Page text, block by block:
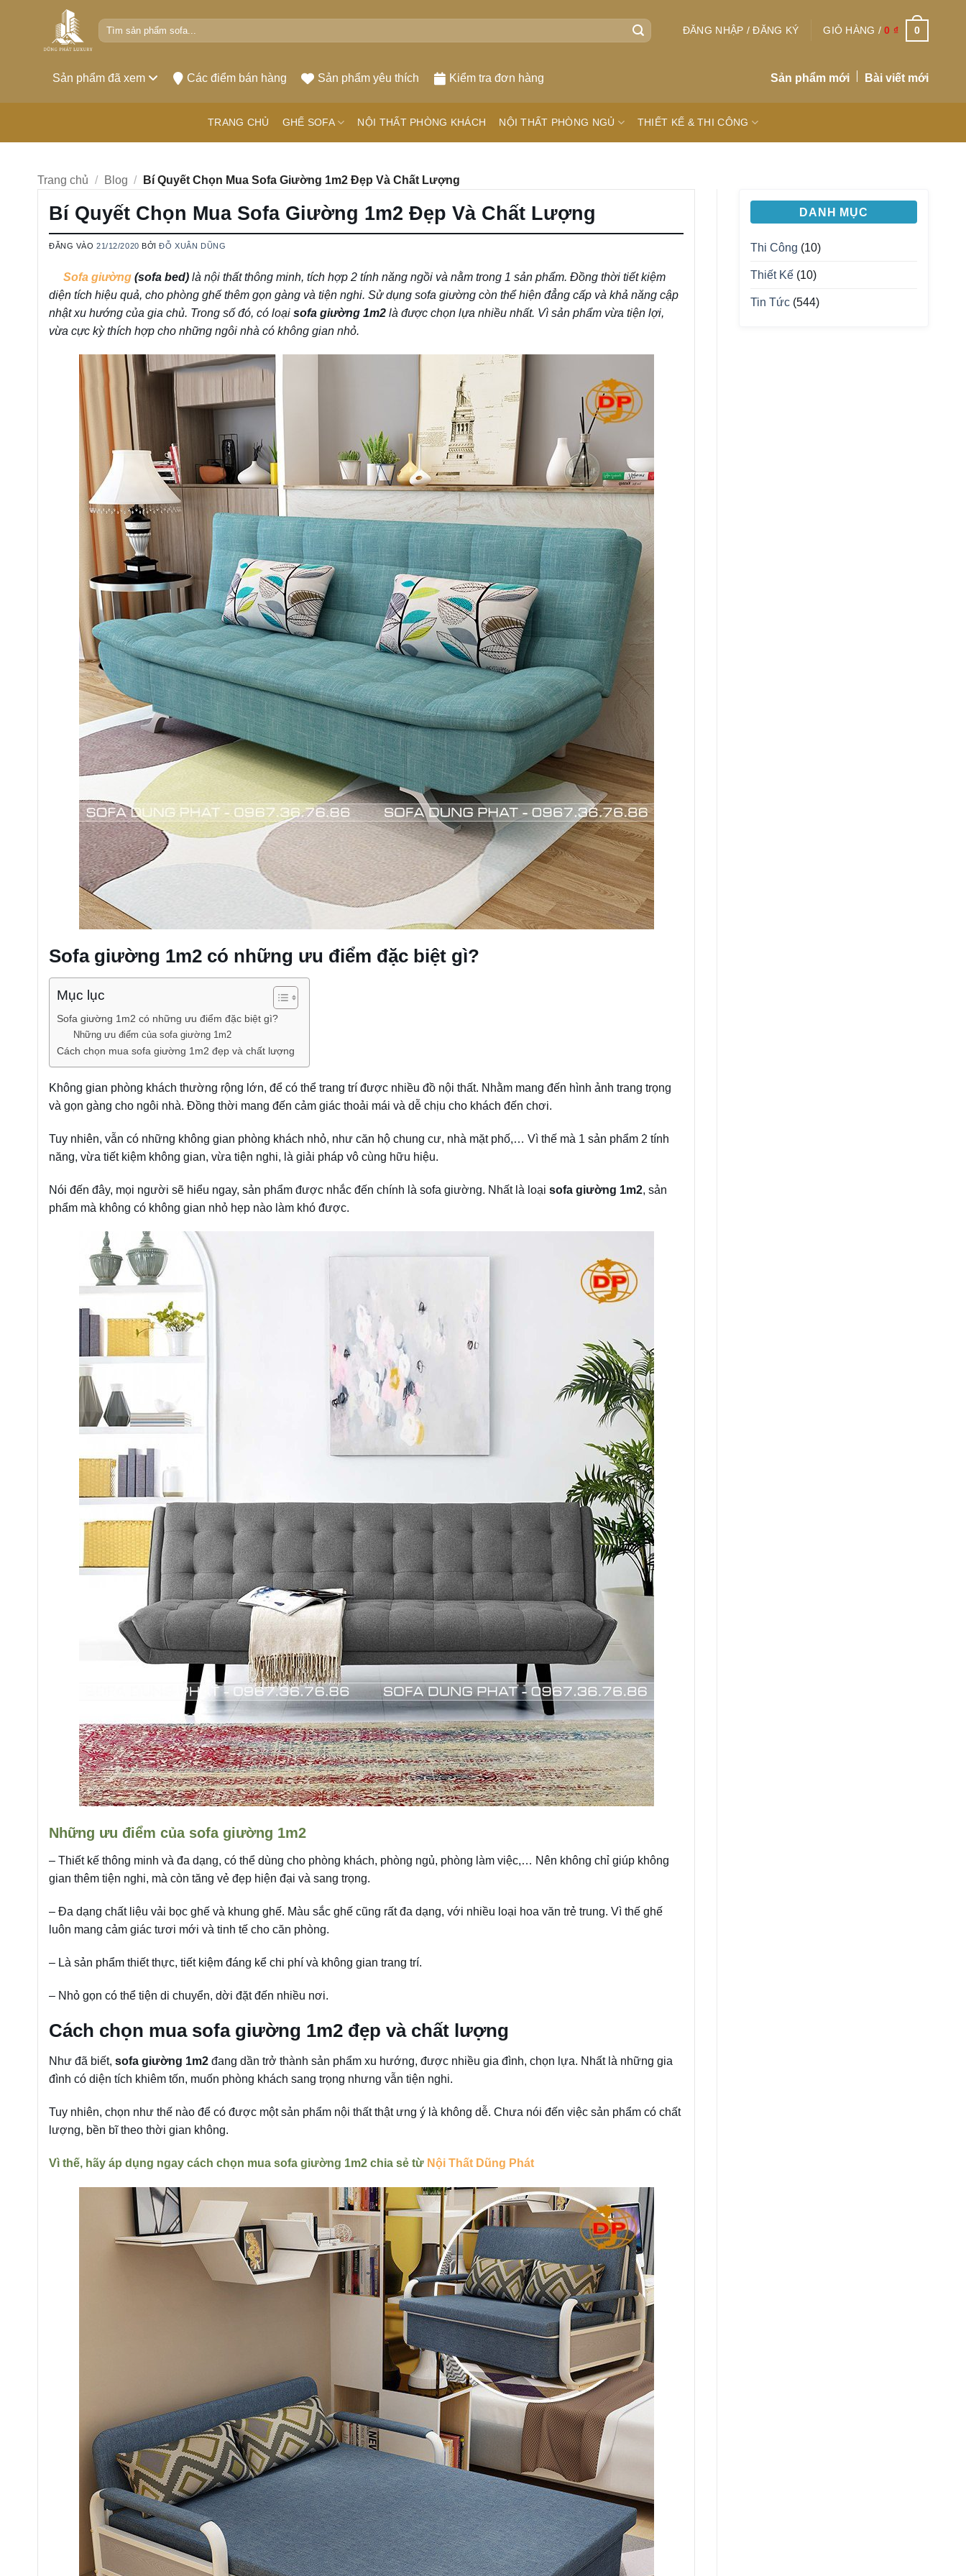
Tìm
kiếm:
ĐĂNG NHẬP / ĐĂNG KÝ GIỎ HÀNG /0 ₫ 0
Sản phẩm đã xem Các điểm bán hàng Sản phẩm yêu thích Kiểm tra đơn hàng Sản phẩm mới Bài viết mới
TRANG CHỦ GHẾ SOFA NỘI THẤT PHÒNG KHÁCH NỘI THẤT PHÒNG NGỦ THIẾT KẾ & THI CÔNG
Trang chủ / Blog / Bí Quyết Chọn Mua Sofa Giường 1m2 Đẹp Và Chất Lượng
Bí Quyết Chọn Mua Sofa Giường 1m2 Đẹp Và Chất Lượng
ĐĂNG VÀO21/12/2020 BỞIĐỖ XUÂN DŨNG
Sofa giường (sofa bed) là nội thất thông minh, tích hợp 2 tính năng ngồi và nằm trong 1 sản phẩm. Đồng thời tiết kiệm
diện tích hiệu quả, cho phòng ghế thêm gọn gàng và tiện nghi. Sử dụng sofa giường còn thể hiện đẳng cấp và khả năng cập
nhật xu hướng của gia chủ. Trong số đó, có loại sofa giường 1m2 là được chọn lựa nhiều nhất. Vì sản phẩm vừa tiện lợi,
vừa cực kỳ thích hợp cho những ngôi nhà có không gian nhỏ.
Sofa giường 1m2 có những ưu điểm đặc biệt gì?
Mục lục
Sofa giường 1m2 có những ưu điểm đặc biệt gì?
Những ưu điểm của sofa giường 1m2
Cách chọn mua sofa giường 1m2 đẹp và chất lượng
Không gian phòng khách thường rộng lớn, để có thể trang trí được nhiều đồ nội thất. Nhằm mang đến hình ảnh trang trọng
và gọn gàng cho ngôi nhà. Đồng thời mang đến cảm giác thoải mái và dễ chịu cho khách đến chơi.
Tuy nhiên, vẫn có những không gian phòng khách nhỏ, như căn hộ chung cư, nhà mặt phố,… Vì thế mà 1 sản phẩm 2 tính
năng, vừa tiết kiệm không gian, vừa tiện nghi, là giải pháp vô cùng hữu hiệu.
Nói đến đây, mọi người sẽ hiểu ngay, sản phẩm được nhắc đến chính là sofa giường. Nhất là loại sofa giường 1m2, sản
phẩm mà không có không gian nhỏ hẹp nào làm khó được.
Những ưu điểm của sofa giường 1m2
– Thiết kế thông minh và đa dạng, có thể dùng cho phòng khách, phòng ngủ, phòng làm việc,… Nên không chỉ giúp không
gian thêm tiện nghi, mà còn tăng vẻ đẹp hiện đại và sang trọng.
– Đa dạng chất liệu vải bọc ghế và khung ghế. Màu sắc ghế cũng rất đa dạng, với nhiều loại hoa văn trẻ trung. Vì thế ghế
luôn mang cảm giác tươi mới và tinh tế cho căn phòng.
– Là sản phẩm thiết thực, tiết kiệm đáng kể chi phí và không gian trang trí.
– Nhỏ gọn có thể tiện di chuyển, dời đặt đến nhiều nơi.
Cách chọn mua sofa giường 1m2 đẹp và chất lượng
Như đã biết, sofa giường 1m2 đang dần trở thành sản phẩm xu hướng, được nhiều gia đình, chọn lựa. Nhất là những gia
đình có diện tích khiêm tốn, muốn phòng khách sang trọng nhưng vẫn tiện nghi.
Tuy nhiên, chọn như thế nào để có được một sản phẩm nội thất thật ưng ý là không dễ. Chưa nói đến việc sản phẩm có chất
lượng, bền bĩ theo thời gian không.
Vì thế, hãy áp dụng ngay cách chọn mua sofa giường 1m2 chia sẻ từ Nội Thất Dũng Phát
DANH MỤC
Thi Công (10)
Thiết Kế (10)
Tin Tức (544)